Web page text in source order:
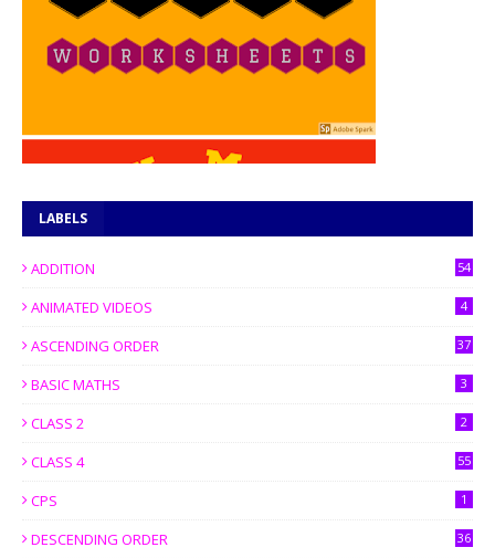
LABELS
ADDITION 54
ANIMATED VIDEOS 4
ASCENDING ORDER 37
BASIC MATHS 3
CLASS 2 2
CLASS 4 55
CPS 1
DESCENDING ORDER 36